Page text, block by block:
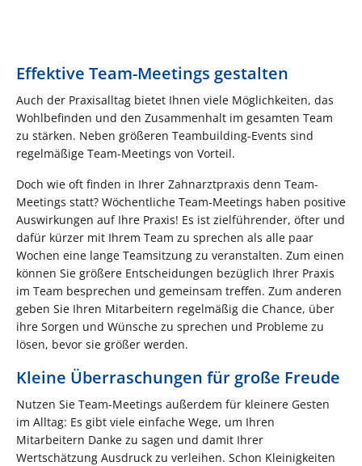
Effektive Team-Meetings gestalten
Auch der Praxisalltag bietet Ihnen viele Möglichkeiten, das
Wohlbefinden und den Zusammenhalt im gesamten Team
zu stärken. Neben größeren Teambuilding-Events sind
regelmäßige Team-Meetings von Vorteil.
Doch wie oft finden in Ihrer Zahnarztpraxis denn Team-
Meetings statt? Wöchentliche Team-Meetings haben positive
Auswirkungen auf Ihre Praxis! Es ist zielführender, öfter und
dafür kürzer mit Ihrem Team zu sprechen als alle paar
Wochen eine lange Teamsitzung zu veranstalten. Zum einen
können Sie größere Entscheidungen bezüglich Ihrer Praxis
im Team besprechen und gemeinsam treffen. Zum anderen
geben Sie Ihren Mitarbeitern regelmäßig die Chance, über
ihre Sorgen und Wünsche zu sprechen und Probleme zu
lösen, bevor sie größer werden.
Kleine Überraschungen für große Freude
Nutzen Sie Team-Meetings außerdem für kleinere Gesten
im Alltag: Es gibt viele einfache Wege, um Ihren
Mitarbeitern Danke zu sagen und damit Ihrer
Wertschätzung Ausdruck zu verleihen. Schon Kleinigkeiten